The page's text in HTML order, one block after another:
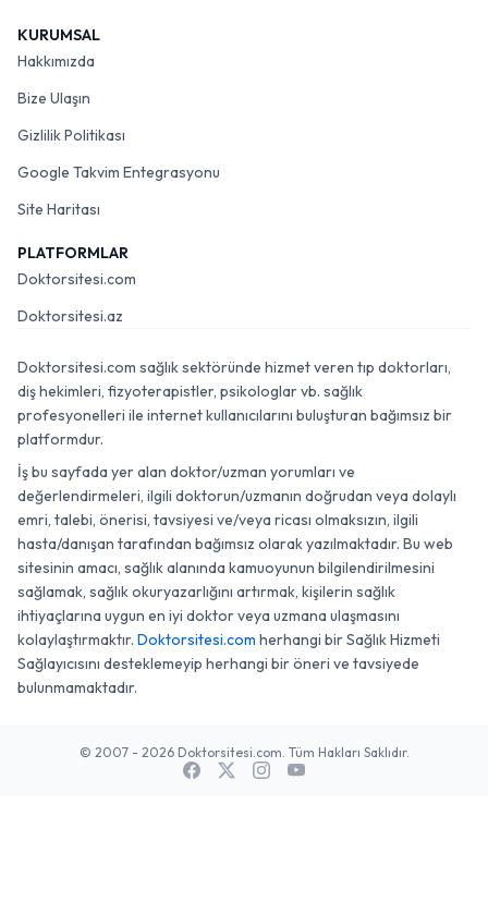
KURUMSAL
Hakkımızda
Bize Ulaşın
Gizlilik Politikası
Google Takvim Entegrasyonu
Site Haritası
PLATFORMLAR
Doktorsitesi.com
Doktorsitesi.az
Doktorsitesi.com sağlık sektöründe hizmet veren tıp doktorları,
diş hekimleri, fizyoterapistler, psikologlar vb. sağlık
profesyonelleri ile internet kullanıcılarını buluşturan bağımsız bir
platformdur.
İş bu sayfada yer alan doktor/uzman yorumları ve
değerlendirmeleri, ilgili doktorun/uzmanın doğrudan veya dolaylı
emri, talebi, önerisi, tavsiyesi ve/veya ricası olmaksızın, ilgili
hasta/danışan tarafından bağımsız olarak yazılmaktadır. Bu web
sitesinin amacı, sağlık alanında kamuoyunun bilgilendirilmesini
sağlamak, sağlık okuryazarlığını artırmak, kişilerin sağlık
ihtiyaçlarına uygun en iyi doktor veya uzmana ulaşmasını
kolaylaştırmaktır. Doktorsitesi.com herhangi bir Sağlık Hizmeti
Sağlayıcısını desteklemeyip herhangi bir öneri ve tavsiyede
bulunmamaktadır.
© 2007 - 2026 Doktorsitesi.com. Tüm Hakları Saklıdır.